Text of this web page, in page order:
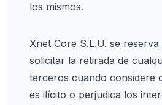
los mismos.
Xnet Core S.L.U. se
solicitar la retirada de
terceros cuando considere
es ilícito o perjudica los